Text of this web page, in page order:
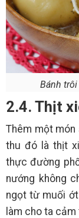
Bánh
2.4. Thịt
Thêm một
thu đó là thịt
thực đường
nướng không
ngọt từ muối
làm cho ta